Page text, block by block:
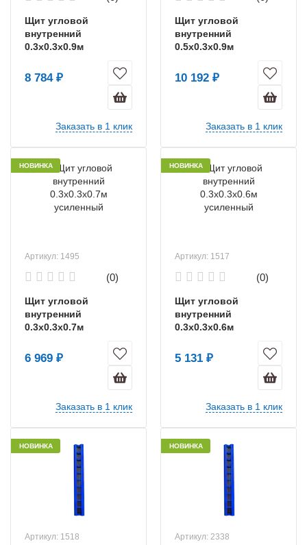
Щит угловой
внутренний
0.3х0.3х0.9м
8 784 ₽
Заказать в 1 клик
Щит угловой
внутренний
0.5х0.3х0.9м
10 192 ₽
Заказать в 1 клик
НОВИНКА
Артикул: 1495
(0)
Щит угловой
внутренний
0.3х0.3х0.7м
6 969 ₽
Заказать в 1 клик
НОВИНКА
Артикул: 1517
(0)
Щит угловой
внутренний
0.3х0.3х0.6м
5 131 ₽
Заказать в 1 клик
НОВИНКА
Артикул: 1518
НОВИНКА
Артикул: 2338